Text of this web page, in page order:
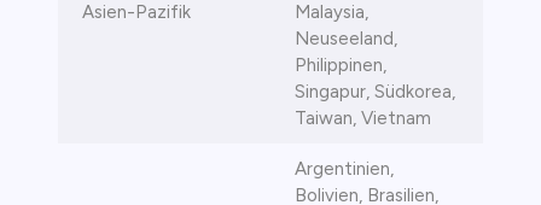
Asien-Pazifik
Malaysia,
Neuseeland,
Philippinen,
Singapur, Südkorea,
Taiwan, Vietnam
Argentinien,
Bolivien, Brasilien,